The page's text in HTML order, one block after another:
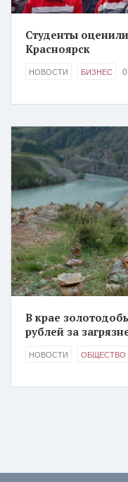
Студенты
Красноярск
НОВОСТИ БИЗНЕС
В крае
рублей за
НОВОСТИ ОБЩЕСТВО